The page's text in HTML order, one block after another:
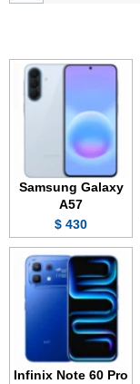
Samsung Galaxy
A57
430 $
Infinix Note 60 Pro